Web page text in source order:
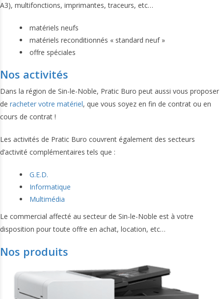
A3), multifonctions, imprimantes, traceurs, etc…
matériels neufs
matériels reconditionnés « standard neuf »
offre spéciales
Nos activités
Dans la région de Sin-le-Noble, Pratic Buro peut aussi vous proposer
de racheter votre matériel, que vous soyez en fin de contrat ou en
cours de contrat !
Les activités de Pratic Buro couvrent également des secteurs
d’activité complémentaires tels que :
G.E.D.
Informatique
Multimédia
Le commercial affecté au secteur de Sin-le-Noble est à votre
disposition pour toute offre en achat, location, etc…
Nos produits